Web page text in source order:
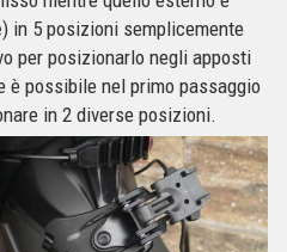
) in 5 posizioni semplicemente
per posizionarlo negli apposti
è possibile nel primo passaggio
in 2 diverse posizioni.